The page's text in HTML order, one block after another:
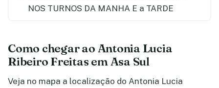
NOS TURNOS DA MANHA E a TARDE
Como chegar ao Antonia Lucia
Ribeiro Freitas em Asa Sul
Veja no mapa a localização do Antonia Lucia